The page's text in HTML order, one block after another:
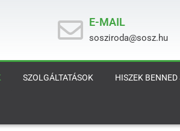
E-MAIL
sosziroda@sosz.hu
SZOLGÁLTATÁSOK HISZEK